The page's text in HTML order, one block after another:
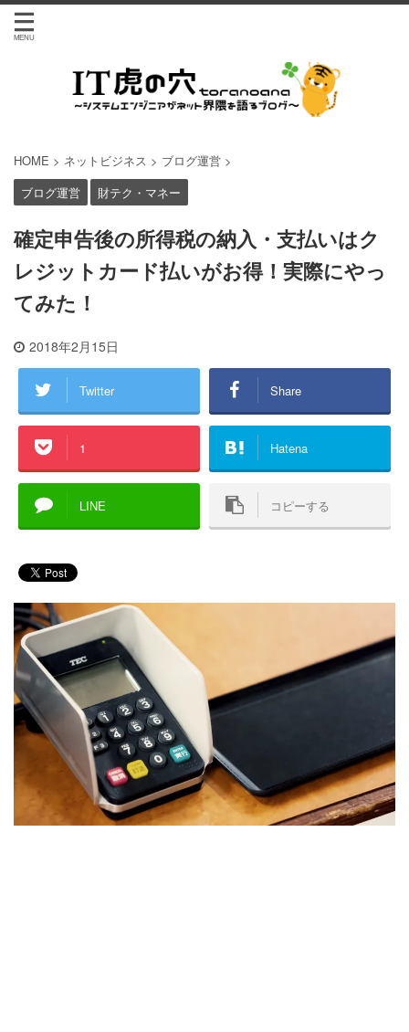
HOME > ネットビジネス > ブログ運営 >
ブログ運営
財テク・マネー
確定申告後の所得税の納入・支払いはク
レジットカード払いがお得！実際にやっ
てみた！
2018年2月15日
Twitter Share
1 Hatena
LINE コピーする